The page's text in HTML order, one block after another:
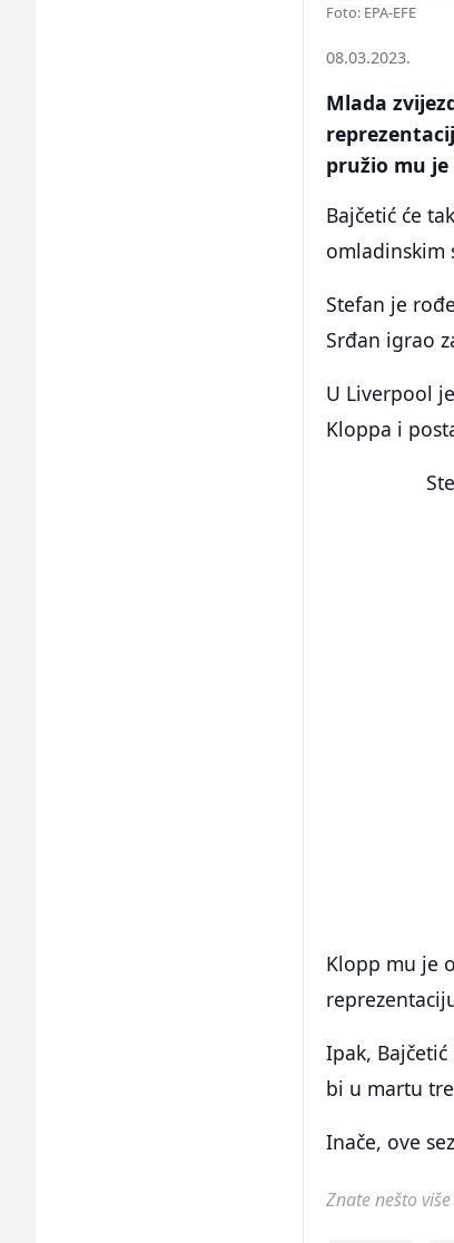
Foto: EPA-EFE
08.03.2023.
Mlada
pružio mu
Bajčetić će
omladinskim
Stefan je
Srđan igrao
U Liverpool
Kloppa i
Klopp mu je
Ipak,
bi u martu
Inače, ove
Znate nešto